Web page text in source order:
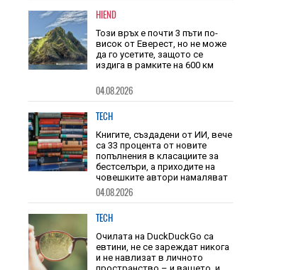
голяма от скоростта на
звука
| 05.08.2026
HIEND
Този връх е почти 3 пъти по-
да го усетите, защото се
издига в рамките на 600 км
04.08.2026
TECH
Книгите, създадени от ИИ, вече
са 33 процента от новите
попълнения в класациите за
бестселъри, а приходите на
човешките автори намаляват
04.08.2026
TECH